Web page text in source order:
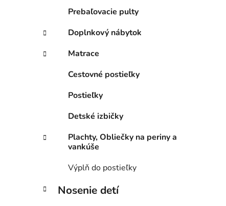
Prebaľovacie pulty
Doplnkový nábytok
Matrace
Cestovné postieľky
Postieľky
Detské izbičky
Plachty, Obliečky na periny a
vankúše
Výplň do postieľky
Nosenie detí